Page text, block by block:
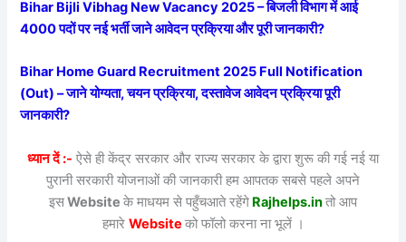
Bihar Bijli Vibhag New Vacancy 2025 – बिजली विभाग में आई
4000 पदों पर नई भर्ती जाने आवेदन प्रक्रिया और पूरी जानकारी?
Bihar Home Guard Recruitment 2025 Full Notification
(Out) – जाने योग्यता, चयन प्रक्रिया, दस्तावेज आवेदन प्रक्रिया पूरी
जानकारी?
ध्यान दें :- ऐसे ही केंद्र सरकार और राज्य सरकार के द्वारा शुरू की गई नई या
पुरानी सरकारी योजनाओं की जानकारी हम आपतक सबसे पहले अपने
इसWebsite के माधयम से पहुँचआते रहेंगे Rajhelps.inतो आप
हमारे Website को फॉलो करना ना भूलें ।